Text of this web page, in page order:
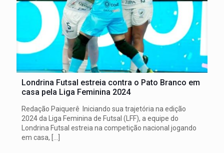
Londrina Futsal estreia contra o Pato Branco em
casa pela Liga Feminina 2024
Redação Paiquerê Iniciando sua trajetória na edição
2024 da Liga Feminina de Futsal (LFF), a equipe do
Londrina Futsal estreia na competição nacional jogando
em casa,